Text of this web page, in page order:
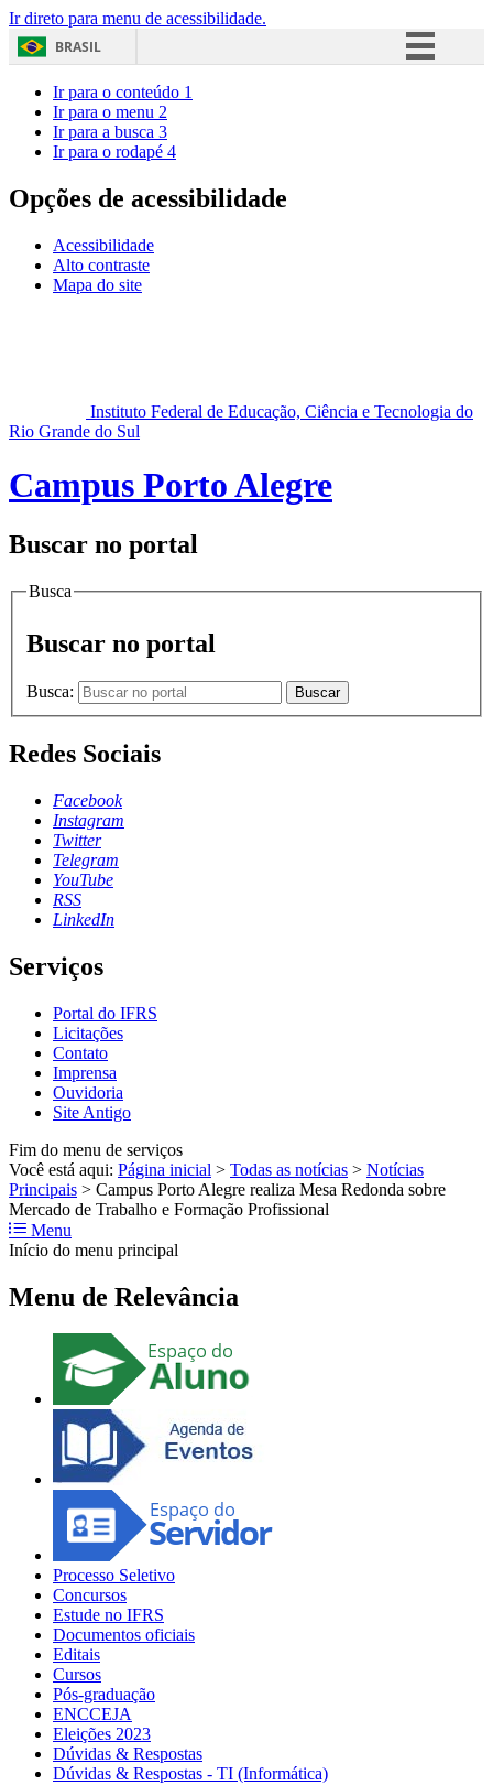
Ir direto para menu de acessibilidade.
BRASIL
Acesso à informação
Ir para o conteúdo 1
Ir para o menu 2
Ir para a busca 3
Ir para o rodapé 4
Opções de acessibilidade
Acessibilidade
Alto contraste
Mapa do site
Instituto Federal de Educação, Ciência e Tecnologia do
Rio Grande do Sul
Campus Porto Alegre
Buscar no portal
Busca
Buscar no portal
Busca: Buscar
Redes Sociais
Facebook
Instagram
Twitter
Telegram
YouTube
RSS
LinkedIn
Serviços
Portal do IFRS
Licitações
Contato
Imprensa
Ouvidoria
Site Antigo
Fim do menu de serviços
Você está aqui: Página inicial > Todas as notícias > Notícias
Principais > Campus Porto Alegre realiza Mesa Redonda sobre
Mercado de Trabalho e Formação Profissional
Menu
Início do menu principal
Menu de Relevância
Processo Seletivo
Concursos
Estude no IFRS
Documentos oficiais
Editais
Cursos
Pós-graduação
ENCCEJA
Eleições 2023
Dúvidas & Respostas
Dúvidas & Respostas - TI (Informática)